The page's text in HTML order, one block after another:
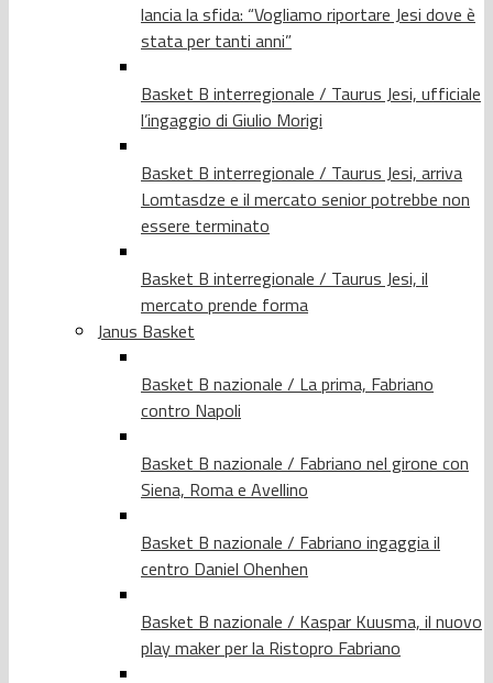
lancia la sfida: “Vogliamo riportare Jesi dove è
stata per tanti anni”
Basket B interregionale / Taurus Jesi, ufficiale
l’ingaggio di Giulio Morigi
Basket B interregionale / Taurus Jesi, arriva
Lomtasdze e il mercato senior potrebbe non
essere terminato
Basket B interregionale / Taurus Jesi, il
mercato prende forma
Janus Basket
Basket B nazionale / La prima, Fabriano
contro Napoli
Basket B nazionale / Fabriano nel girone con
Siena, Roma e Avellino
Basket B nazionale / Fabriano ingaggia il
centro Daniel Ohenhen
Basket B nazionale / Kaspar Kuusma, il nuovo
play maker per la Ristopro Fabriano